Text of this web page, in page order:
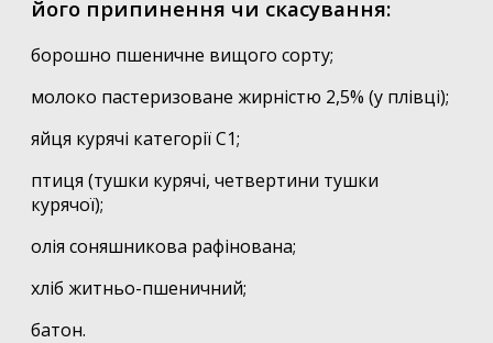
його припинення чи скасування:
борошно пшеничне вищого сорту;
молоко пастеризоване жирністю 2,5% (у плівці);
яйця курячі категорії С1;
птиця (тушки курячі, четвертини тушки
курячої);
олія соняшникова рафінована;
хліб житньо-пшеничний;
батон.